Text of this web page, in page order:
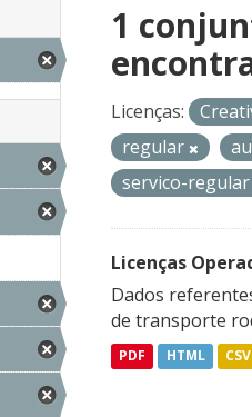
1
Licenças:
regular
servico-regular
Licenças
Dados
de transporte
PDF HTML CSV